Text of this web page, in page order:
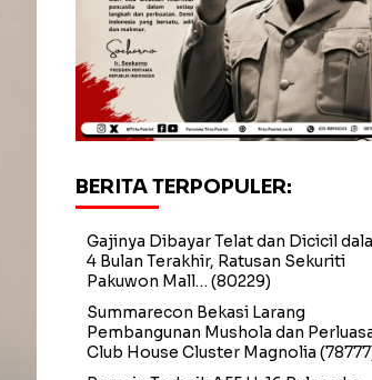
BERITA TERPOPULER:
Gajinya Dibayar Telat dan Dicicil
4 Bulan Terakhir, Ratusan Sekuriti
Pakuwon Mall… (80229)
Summarecon Bekasi Larang
Pembangunan Mushola dan
Club House Cluster Magnolia